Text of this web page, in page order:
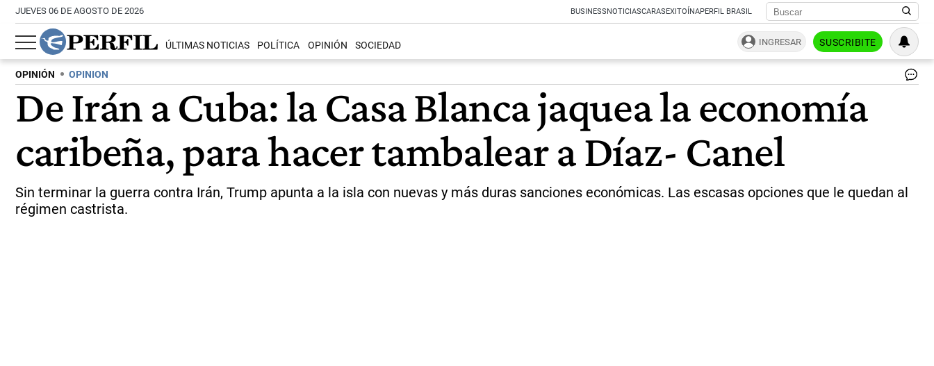
JUEVES 06 DE AGOSTO DE 2026 BUSINESSNOTICIASCARASEXITOÍNAPERFIL BRASIL
ÚLTIMAS NOTICIAS POLÍTICA OPINIÓN SOCIEDAD INGRESAR SUSCRIBITE
OPINIÓN OPINION
De Irán a Cuba: la Casa Blanca jaquea la economía
caribeña, para hacer tambalear a Díaz- Canel
Sin terminar la guerra contra Irán, Trump apunta a la isla con nuevas y más duras sanciones económicas. Las escasas opciones que le quedan al
régimen castrista.